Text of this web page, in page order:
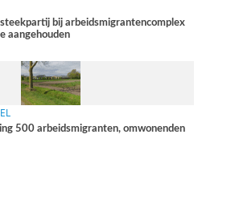
bij arbeidsmigrantencomplex
aangehouden
500 arbeidsmigranten, omwonenden